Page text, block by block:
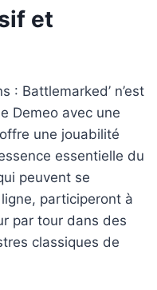
et
: Battlemarked’ n’est
Demeo avec une
une jouabilité
essentielle du
peuvent se
participeront à
par tour dans des
classiques de